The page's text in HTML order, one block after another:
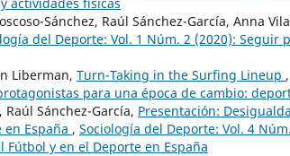
Sánchez, Raúl Sánchez-García, Anna
del Deporte: Vol. 1 Núm. 2 (2020): Seguir
Liberman, Turn-Taking in the Surfing Lineup ,
para una época de cambio:
Raúl Sánchez-García, Presentación:
España , Sociología del Deporte: Vol. 4
Fútbol y en el Deporte en España